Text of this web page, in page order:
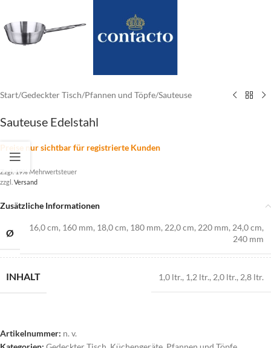
Start/Gedeckter Tisch/Pfannen und Töpfe/Sauteuse
Sauteuse Edelstahl
Preise nur sichtbar für registrierte Kunden
Zzgl. 19% Mehrwertsteuer
zzgl. Versand
Zusätzliche Informationen
Ø 16,0 cm, 160 mm, 18,0 cm, 180 mm, 22,0 cm, 220 mm, 24,0 cm,
240 mm
INHALT 1,0 ltr., 1,2 ltr., 2,0 ltr., 2,8 ltr.
Artikelnummer: n. v.